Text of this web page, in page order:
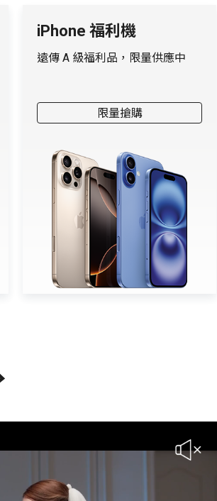
iPhone 福利機
遠傳 A 級福利品，限量供應中
限量搶購